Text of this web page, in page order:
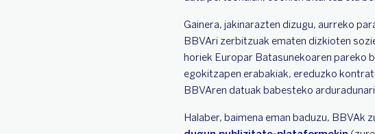
Gainera, jakinarazten dizugu, aurreko
BBVAri zerbitzuak ematen dizkioten
horiek Europar Batasunekoaren pareko
egokitzapen erabakiak, ereduzko
BBVAren datuak babesteko
Halaber, baimena eman baduzu,